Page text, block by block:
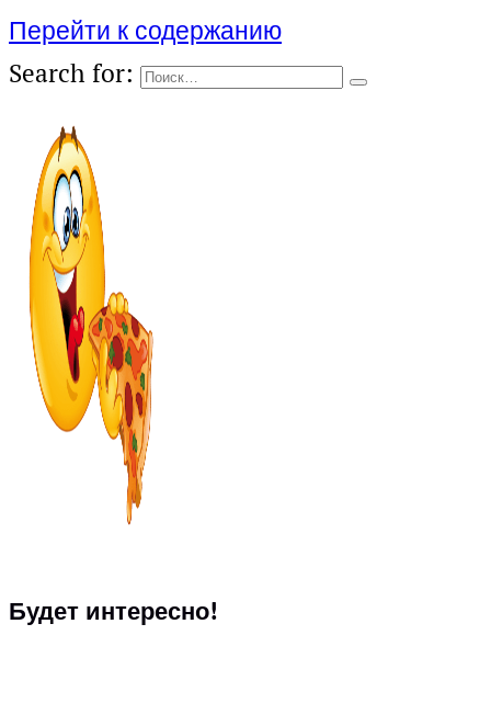
Перейти к содержанию
Search for:
Будет интересно!